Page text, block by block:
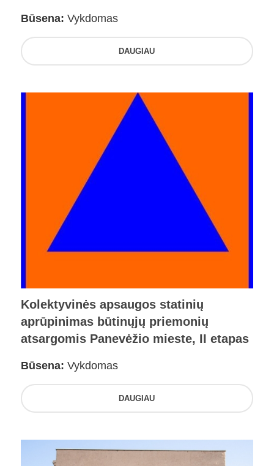
Būsena: Vykdomas
DAUGIAU
Kolektyvinės apsaugos statinių
aprūpinimas būtinųjų priemonių
atsargomis Panevėžio mieste, II etapas
Būsena: Vykdomas
DAUGIAU